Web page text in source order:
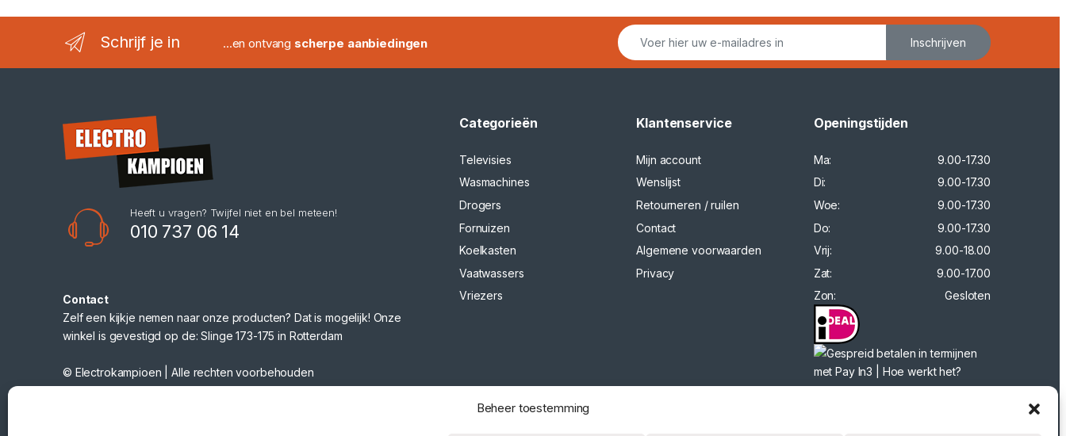
Beheer toestemming
Schrijf je in ...en ontvang scherpe aanbiedingen Inschrijven
Heeft u vragen? Twijfel niet en bel meteen!
010 737 06 14
Contact
Zelf een kijkje nemen naar onze producten? Dat is mogelijk! Onze
winkel is gevestigd op de: Slinge 173-175 in Rotterdam
© Electrokampioen | Alle rechten voorbehouden
Webshop gemaakt doorNano Web
Categorieën
Televisies
Wasmachines
Drogers
Fornuizen
Koelkasten
Vaatwassers
Vriezers
Klantenservice
Mijn account
Wenslijst
Retourneren / ruilen
Contact
Algemene voorwaarden
Privacy
Openingstijden
Ma:
9.00-17.30
Di:
9.00-17.30
Woe:
9.00-17.30
Do:
9.00-17.30
Vrij:
9.00-18.00
Zat:
9.00-17.00
Zon:
Gesloten